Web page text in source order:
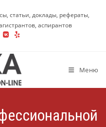
статьи, доклады, рефераты,
аспирантов
Меню